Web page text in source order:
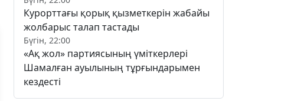
Курорттағы қорық қызметкерін жабайы
жолбарыс талап тастады
Бүгін, 22:00
«Ақ жол» партиясының үміткерлері
Шамалған ауылының тұрғындарымен
кездесті